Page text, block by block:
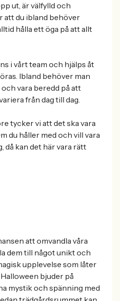
ut, är välfylld och
att du ibland behöver
hålla ett öga på att allt
i vårt team och hjälps åt
Ibland behöver man
vara beredd på att
från dag till dag.
tycker vi att det ska vara
du håller med och vill vara
då kan det här vara rätt
att omvandla våra
dem till något unikt och
upplevelse som låter
bjuder på
mystik och spänning med